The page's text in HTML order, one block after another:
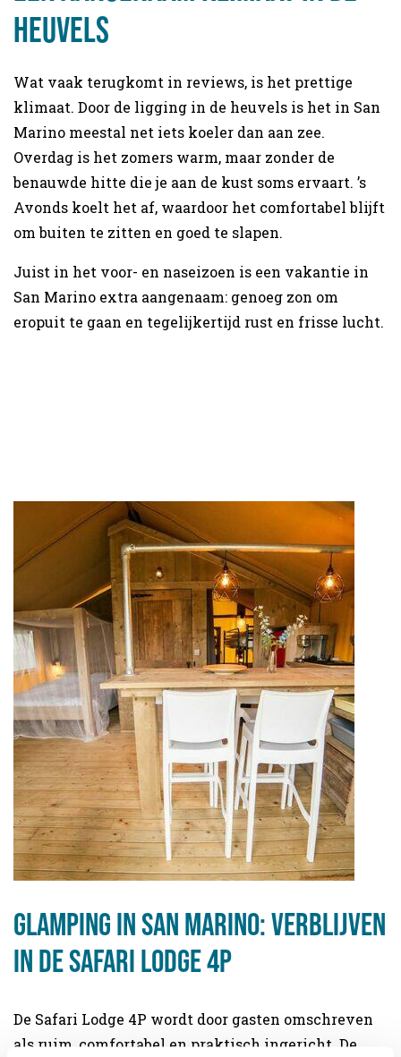
heuvels
Wat vaak terugkomt in reviews, is het prettige
klimaat. Door de ligging in de heuvels is het in San
Marino meestal net iets koeler dan aan zee.
Overdag is het zomers warm, maar zonder de
benauwde hitte die je aan de kust soms ervaart. ’s
Avonds koelt het af, waardoor het comfortabel blijft
om buiten te zitten en goed te slapen.
Juist in het voor- en naseizoen is een vakantie in
San Marino extra aangenaam: genoeg zon om
eropuit te gaan en tegelijkertijd rust en frisse lucht.
Glamping in San Marino: verblijven
in de Safari Lodge 4P
De Safari Lodge 4P wordt door gasten omschreven
als ruim, comfortabel en praktisch ingericht. De